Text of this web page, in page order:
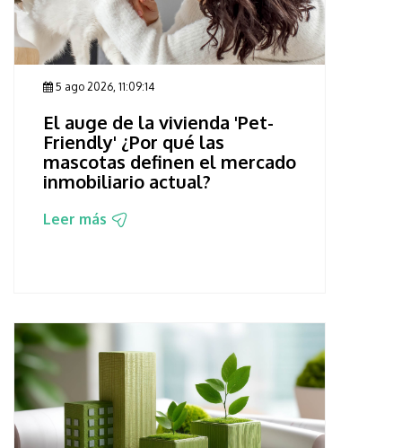
5 ago 2026, 11:09:14
El auge de la vivienda 'Pet-
Friendly' ¿Por qué las
mascotas definen el mercado
inmobiliario actual?
Leer más